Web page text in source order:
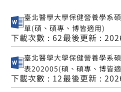
臺北醫學大學保健營養學系
單(碩、碩專、博皆適用)
下載次數 : 62最後更新 :
臺北醫學大學保健營養學系
表202005(碩、碩專、博皆
下載次數 : 12最後更新 :